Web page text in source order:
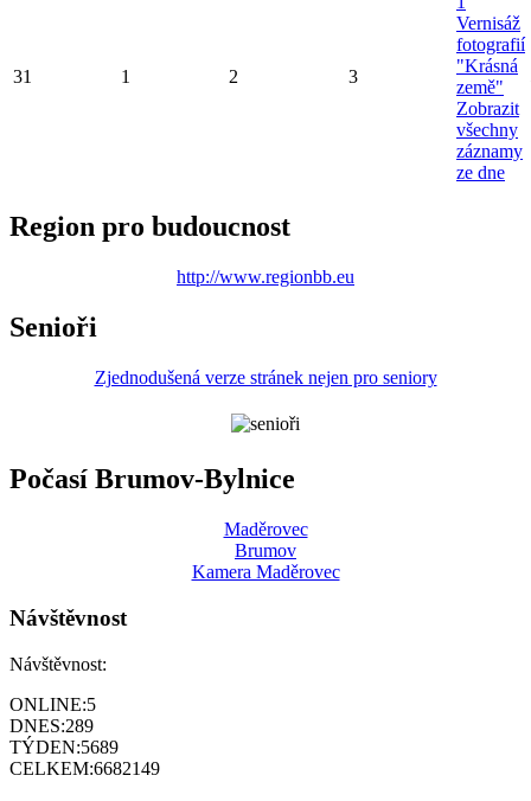
31 1 2 3
Vernisáž
fotografií
"Krásná
země"
Zobrazit
všechny
záznamy
ze dne
Region pro budoucnost
http://www.regionbb.eu
Senioři
Zjednodušená verze stránek nejen pro seniory
Počasí Brumov-Bylnice
Maděrovec
Brumov
Kamera Maděrovec
Návštěvnost
Návštěvnost:
ONLINE:5
DNES:289
TÝDEN:5689
CELKEM:6682149